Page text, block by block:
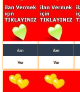
ilan
Ver
ilan
Ver